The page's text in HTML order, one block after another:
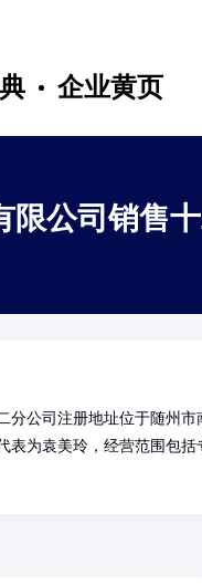
企业黄页
公司销售
分公司注册地址位于随州
表为袁美玲，经营范围包